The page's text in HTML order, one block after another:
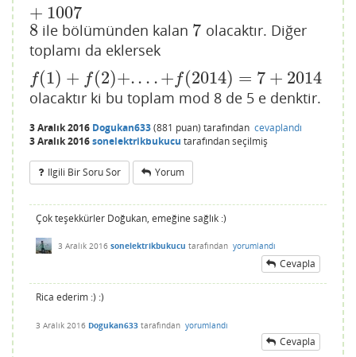
+ 1007
8
8 ile bölümünden kalan 7
7 olacaktır. Diğer
toplamı da eklersek
f(1) + f(2)+.. . .+ f(2014) = 7 + 2014
f(1)+f 2) ....+f(2014 )=7+2014
olacaktır ki bu toplam mod 8 de 5 e denktir.
3 Aralık 2016 Dogukan633(881 puan) tarafından cevaplandı
3 Aralık 2016sonelektrikbukucu tarafındanseçilmiş
Ilgili Bir Soru Sor Yorum
Çok teşekkürler Doğukan, emeğine sağlık :)
3 Aralık 2016 sonelektrikbukucu tarafından yorumlandı
Cevapla
Rica ederim :) :)
3 Aralık 2016 Dogukan633 tarafından yorumlandı
Cevapla